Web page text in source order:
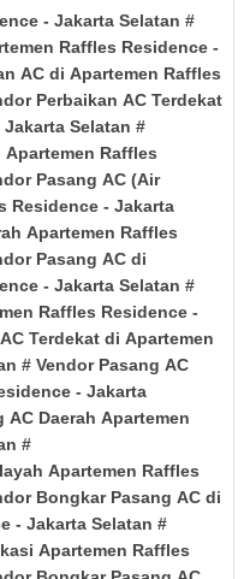
- Jakarta Selatan #
Raffles Residence -
AC di Apartemen Raffles
Perbaikan AC Terdekat
Jakarta Selatan #
Apartemen Raffles
Pasang AC (Air
Residence - Jakarta
Apartemen Raffles
Pasang AC di
- Jakarta Selatan #
Raffles Residence -
AC Terdekat di Apartemen
# Vendor Pasang AC
- Jakarta
AC Daerah Apartemen
#
Apartemen Raffles
Bongkar Pasang AC di
- Jakarta Selatan #
Apartemen Raffles